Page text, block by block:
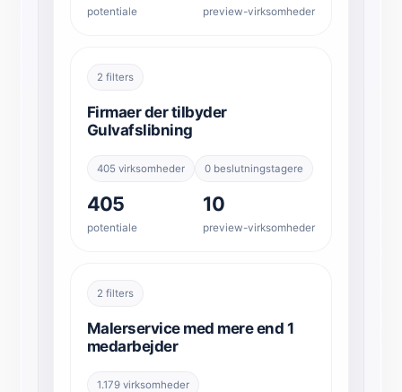
potentiale preview-virksomheder
2 filters
Firmaer der tilbyder
Gulvafslibning
405 virksomheder 0 beslutningstagere
405
potentiale
10
preview-virksomheder
2 filters
Malerservice med mere end 1
medarbejder
1.179 virksomheder